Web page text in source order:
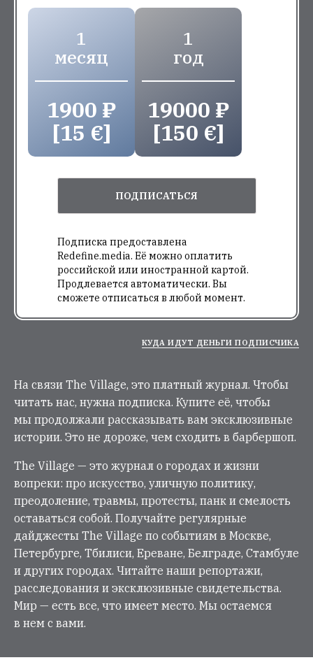
1
месяц
1900 ₽
[15 €]
1
год
19000 ₽
[150 €]
ПОДПИСАТЬСЯ
Подписка предоставлена
Redefine.media. Её можно оплатить
российской или иностранной картой.
Продлевается автоматически. Вы
сможете отписаться в любой момент.
КУДА ИДУТ ДЕНЬГИ ПОДПИСЧИКА
На связи The Village, это платный журнал. Чтобы
читать нас, нужна подписка. Купите её, чтобы
мы продолжали рассказывать вам эксклюзивные
истории. Это не дороже, чем сходить в барбершоп.
The Village — это журнал о городах и жизни
вопреки: про искусство, уличную политику,
преодоление, травмы, протесты, панк и смелость
оставаться собой. Получайте регулярные
дайджесты The Village по событиям в Москве,
Петербурге, Тбилиси, Ереване, Белграде, Стамбуле
и других городах. Читайте наши репортажи,
расследования и эксклюзивные свидетельства.
Мир — есть все, что имеет место. Мы остаемся
в нем с вами.